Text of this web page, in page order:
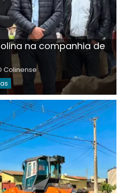
na companhia de
Colinense